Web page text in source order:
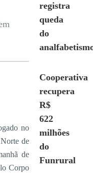
no
de
de
Corpo
registra
queda
do
Cooperativa
recupera
R$
622
milhões
do
Funrural